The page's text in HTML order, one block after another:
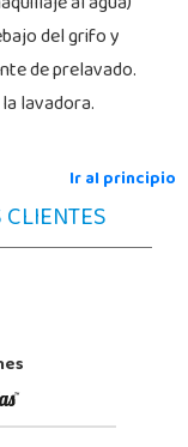
del grifo y
de prelavado.
lavadora.
Ir al principio